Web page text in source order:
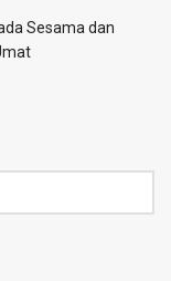
Sesama dan